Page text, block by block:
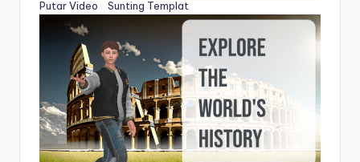
Putar Video Sunting Templat